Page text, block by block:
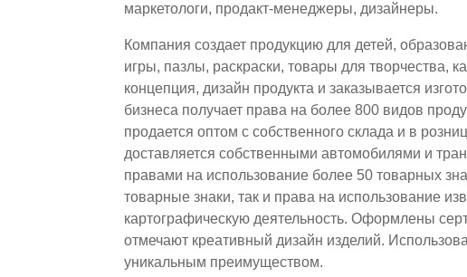
маркетологи, продакт-менеджеры, дизайнеры.
Компания создает продукцию для детей,
игры, пазлы, раскраски, товары для творчества,
концепция, дизайн продукта и заказывается
бизнеса получает права на более 800 видов
продается оптом с собственного склада и в
доставляется собственными автомобилями и
правами на использование более 50 товарных
товарные знаки, так и права на использование
картографическую деятельность. Оформлены
отмечают креативный дизайн изделий.
уникальным преимуществом.